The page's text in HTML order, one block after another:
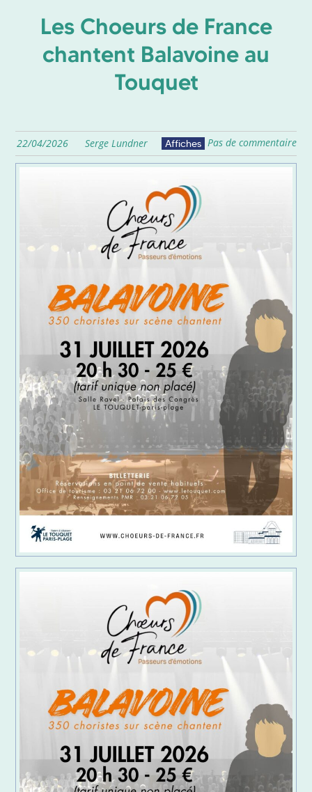
Les Choeurs de France
chantent Balavoine au
Touquet
22/04/2026 Serge Lundner Affiches Pas de commentaire